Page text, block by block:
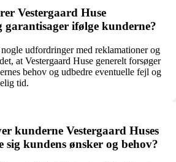
Vestergaard Huse
garantisager ifølge kunderne?
udfordringer med reklamationer og
at Vestergaard Huse generelt forsøger
behov og udbedre eventuelle fejl og
tid.
kunderne Vestergaard Huses
sig kundens ønsker og behov?